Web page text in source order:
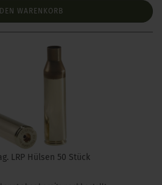
WARENKORB
LRP Hülsen 50 Stück